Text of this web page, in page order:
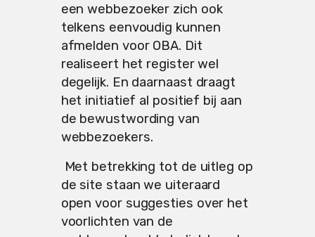
een webbezoeker zich ook
telkens eenvoudig kunnen
afmelden voor OBA. Dit
realiseert het register wel
degelijk. En daarnaast draagt
het initiatief al positief bij aan
de bewustwording van
webbezoekers.
Met betrekking tot de uitleg op
de site staan we uiteraard
open voor suggesties over het
voorlichten van de